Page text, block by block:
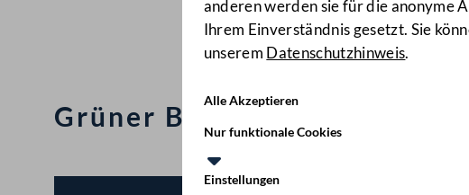
anderen werden sie für die anonyme
Ihrem Einverständnis gesetzt. Sie
unserem Datenschutzhinweis.
Alle Akzeptieren
Nur funktionale Cookies
Einstellungen
Grüner Bericht 2018